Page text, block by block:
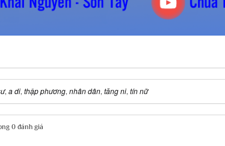
, a di, thập phương, nhân dân, tăng ni, tín nữ
0 đánh giá